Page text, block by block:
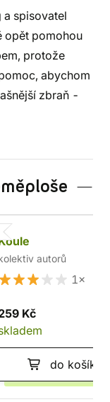
spisovatel
opět pomohou
protože
abychom
zbraň -
autorů
1×
Kč
do košíku